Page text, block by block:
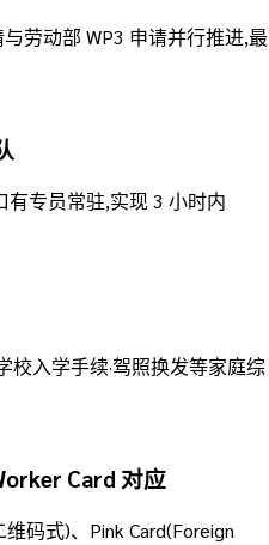
劳动部 WP3 申请并行推进,最
有专员常驻,实现 3 小时内
校入学手续·驾照换发等家庭综
Card 对应
码式)、Pink Card(Foreign